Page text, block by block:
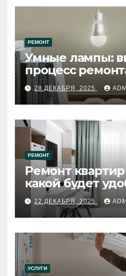
РЕМОНТ
Умные лампы:
процесс
28 ДЕКАБРЯ, 2025
РЕМОНТ
Ремонт
какой будет
22 ДЕКАБРЯ, 2025
УСЛУГИ